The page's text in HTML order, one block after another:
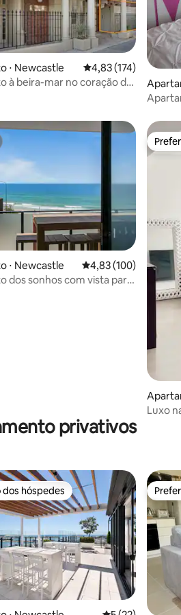
de 5, 400 avaliações
⋅ Newcastle 4,83 de uma
4,83 (174)
à beira-mar no coração de
de 5, 467 avaliações
⋅ Newcastle 4,83 de uma
4,83 (100)
dos sonhos com vista para
Luxo
privativos
preferidos dos hóspedes
dos hóspedes